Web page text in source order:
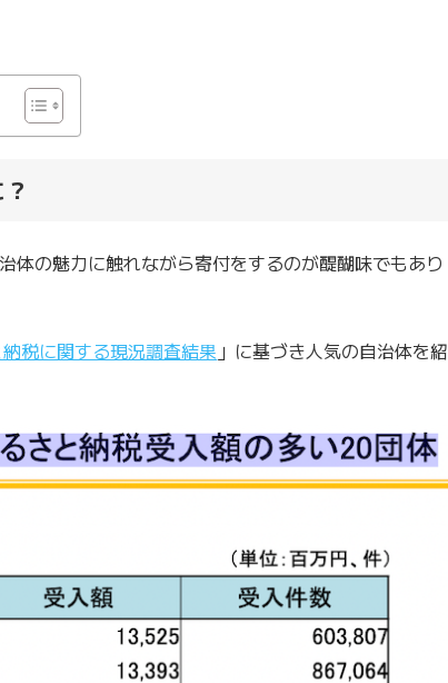
体の魅力に触れながら寄付をするのが醍醐味でもあり
税に関する現況調査結果 」に基づき人気の自治体を紹